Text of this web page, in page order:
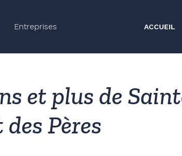
Entreprises ACCUEIL
et plus de
Pères